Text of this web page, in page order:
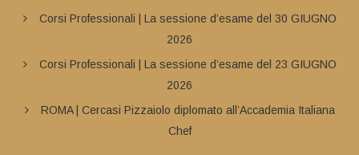
Corsi Professionali | La sessione d’esame del 30 GIUGNO
2026
Corsi Professionali | La sessione d’esame del 23 GIUGNO
2026
ROMA | Cercasi Pizzaiolo diplomato all’Accademia Italiana
Chef